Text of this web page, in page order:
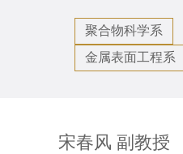
聚合物科学系
金属表面工程系
宋春风 副教授